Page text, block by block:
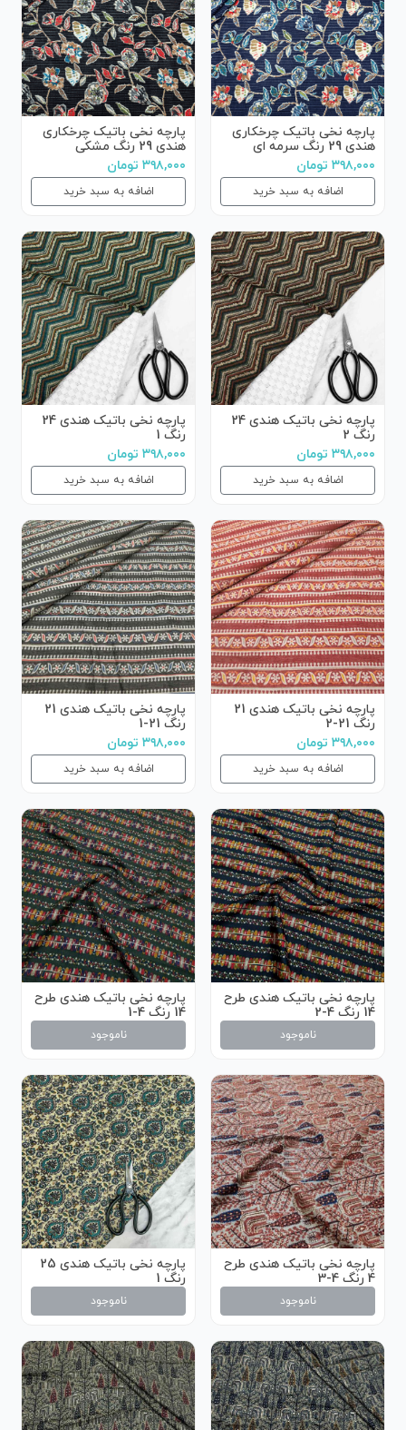
پارچه نخی باتیک چرخکاری
هندی 29 رنگ سرمه ای
۳۹۸,۰۰۰ تومان
اضافه به سبد خرید
پارچه نخی باتیک چرخکاری
هندی 29 رنگ مشکی
۳۹۸,۰۰۰ تومان
اضافه به سبد خرید
پارچه نخی باتیک هندی 24
رنگ 2
۳۹۸,۰۰۰ تومان
اضافه به سبد خرید
پارچه نخی باتیک هندی 24
رنگ 1
۳۹۸,۰۰۰ تومان
اضافه به سبد خرید
پارچه نخی باتیک هندی 21
رنگ 21-2
۳۹۸,۰۰۰ تومان
اضافه به سبد خرید
پارچه نخی باتیک هندی 21
رنگ 21-1
۳۹۸,۰۰۰ تومان
اضافه به سبد خرید
پارچه نخی باتیک هندی طرح
14 رنگ 4-2
ناموجود
پارچه نخی باتیک هندی طرح
14 رنگ 4-1
ناموجود
پارچه نخی باتیک هندی طرح
4 رنگ 4-3
ناموجود
پارچه نخی باتیک هندی 25
رنگ 1
ناموجود